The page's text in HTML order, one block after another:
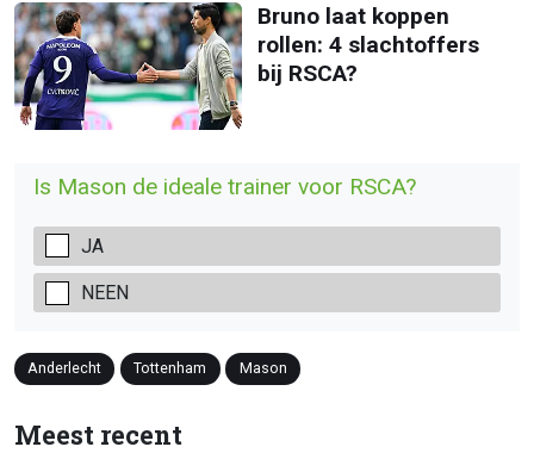
Bruno laat koppen
rollen: 4 slachtoffers
bij RSCA?
Is Mason de ideale trainer voor RSCA?
JA
NEEN
Anderlecht Tottenham Mason
Meest recent